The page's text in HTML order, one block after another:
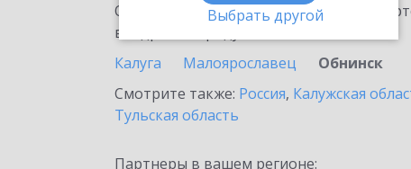
Выбрать другой
Ознакомьтесь с информационными
внедрение продукта.
Калуга
Малоярославец
Обнинск
Смотрите также: Россия, Калужская
Тульская область
Партнеры в вашем регионе: